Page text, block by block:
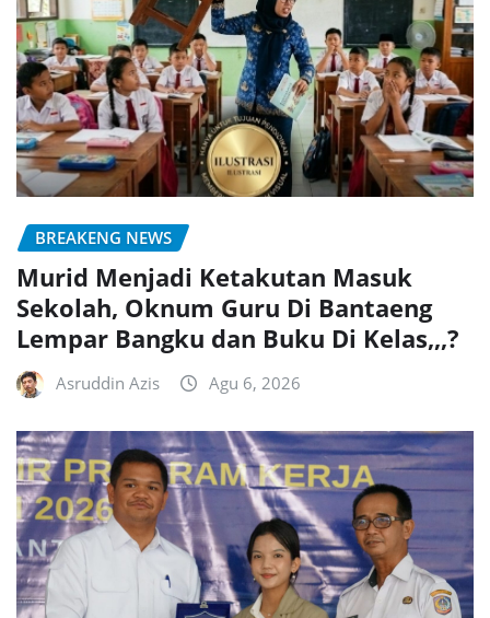
BREAKENG NEWS
Murid Menjadi Ketakutan Masuk
Sekolah, Oknum Guru Di Bantaeng
Lempar Bangku dan Buku Di Kelas,,,?
Asruddin Azis Agu 6, 2026